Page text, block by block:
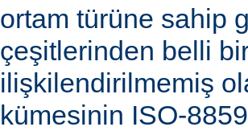
ortam türüne sahip
çeşitlerinden belli
ilişkilendirilmemiş
kümesinin ISO-